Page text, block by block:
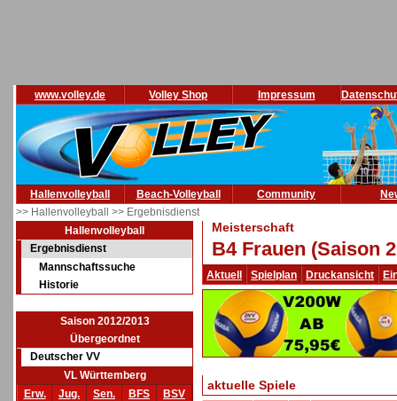
www.volley.de Volley Shop Impressum
Hallenvolleyball Beach-Volleyball Community
>> Hallenvolleyball >> Ergebnisdienst
Hallenvolleyball
Ergebnisdienst
Mannschaftssuche
Historie
Saison 2012/2013
Übergeordnet
Deutscher VV
VL Württemberg
Erw.
Jug. Sen. BFS
BSV
Meisterschaft
B4 Frauen (Saison
Aktuell Spielplan Druckansicht
aktuelle Spiele